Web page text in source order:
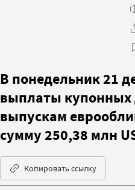
В понедельник 21
выплаты купонных
выпускам
сумму 250,38 млн
Копировать ссылку